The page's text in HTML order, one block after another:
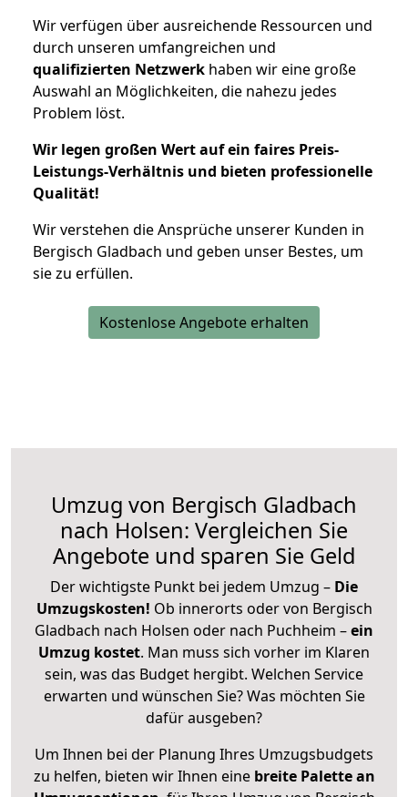
Wir verfügen über ausreichende Ressourcen und
durch unseren umfangreichen und
qualifizierten Netzwerk haben wir eine große
Auswahl an Möglichkeiten, die nahezu jedes
Problem löst.
Wir legen großen Wert auf ein faires Preis-
Leistungs-Verhältnis und bieten professionelle
Qualität!
Wir verstehen die Ansprüche unserer Kunden in
Bergisch Gladbach und geben unser Bestes, um
sie zu erfüllen.
Kostenlose Angebote erhalten
Umzug von Bergisch Gladbach
nach Holsen: Vergleichen Sie
Angebote und sparen Sie Geld
Der wichtigste Punkt bei jedem Umzug – Die
Umzugskosten! Ob innerorts oder von Bergisch
Gladbach nach Holsen oder nach Puchheim –ein
Umzug kostet. Man muss sich vorher im Klaren
sein, was das Budget hergibt. Welchen Service
erwarten und wünschen Sie? Was möchten Sie
dafür ausgeben?
Um Ihnen bei der Planung Ihres Umzugsbudgets
zu helfen, bieten wir Ihnen eine breite Palette an